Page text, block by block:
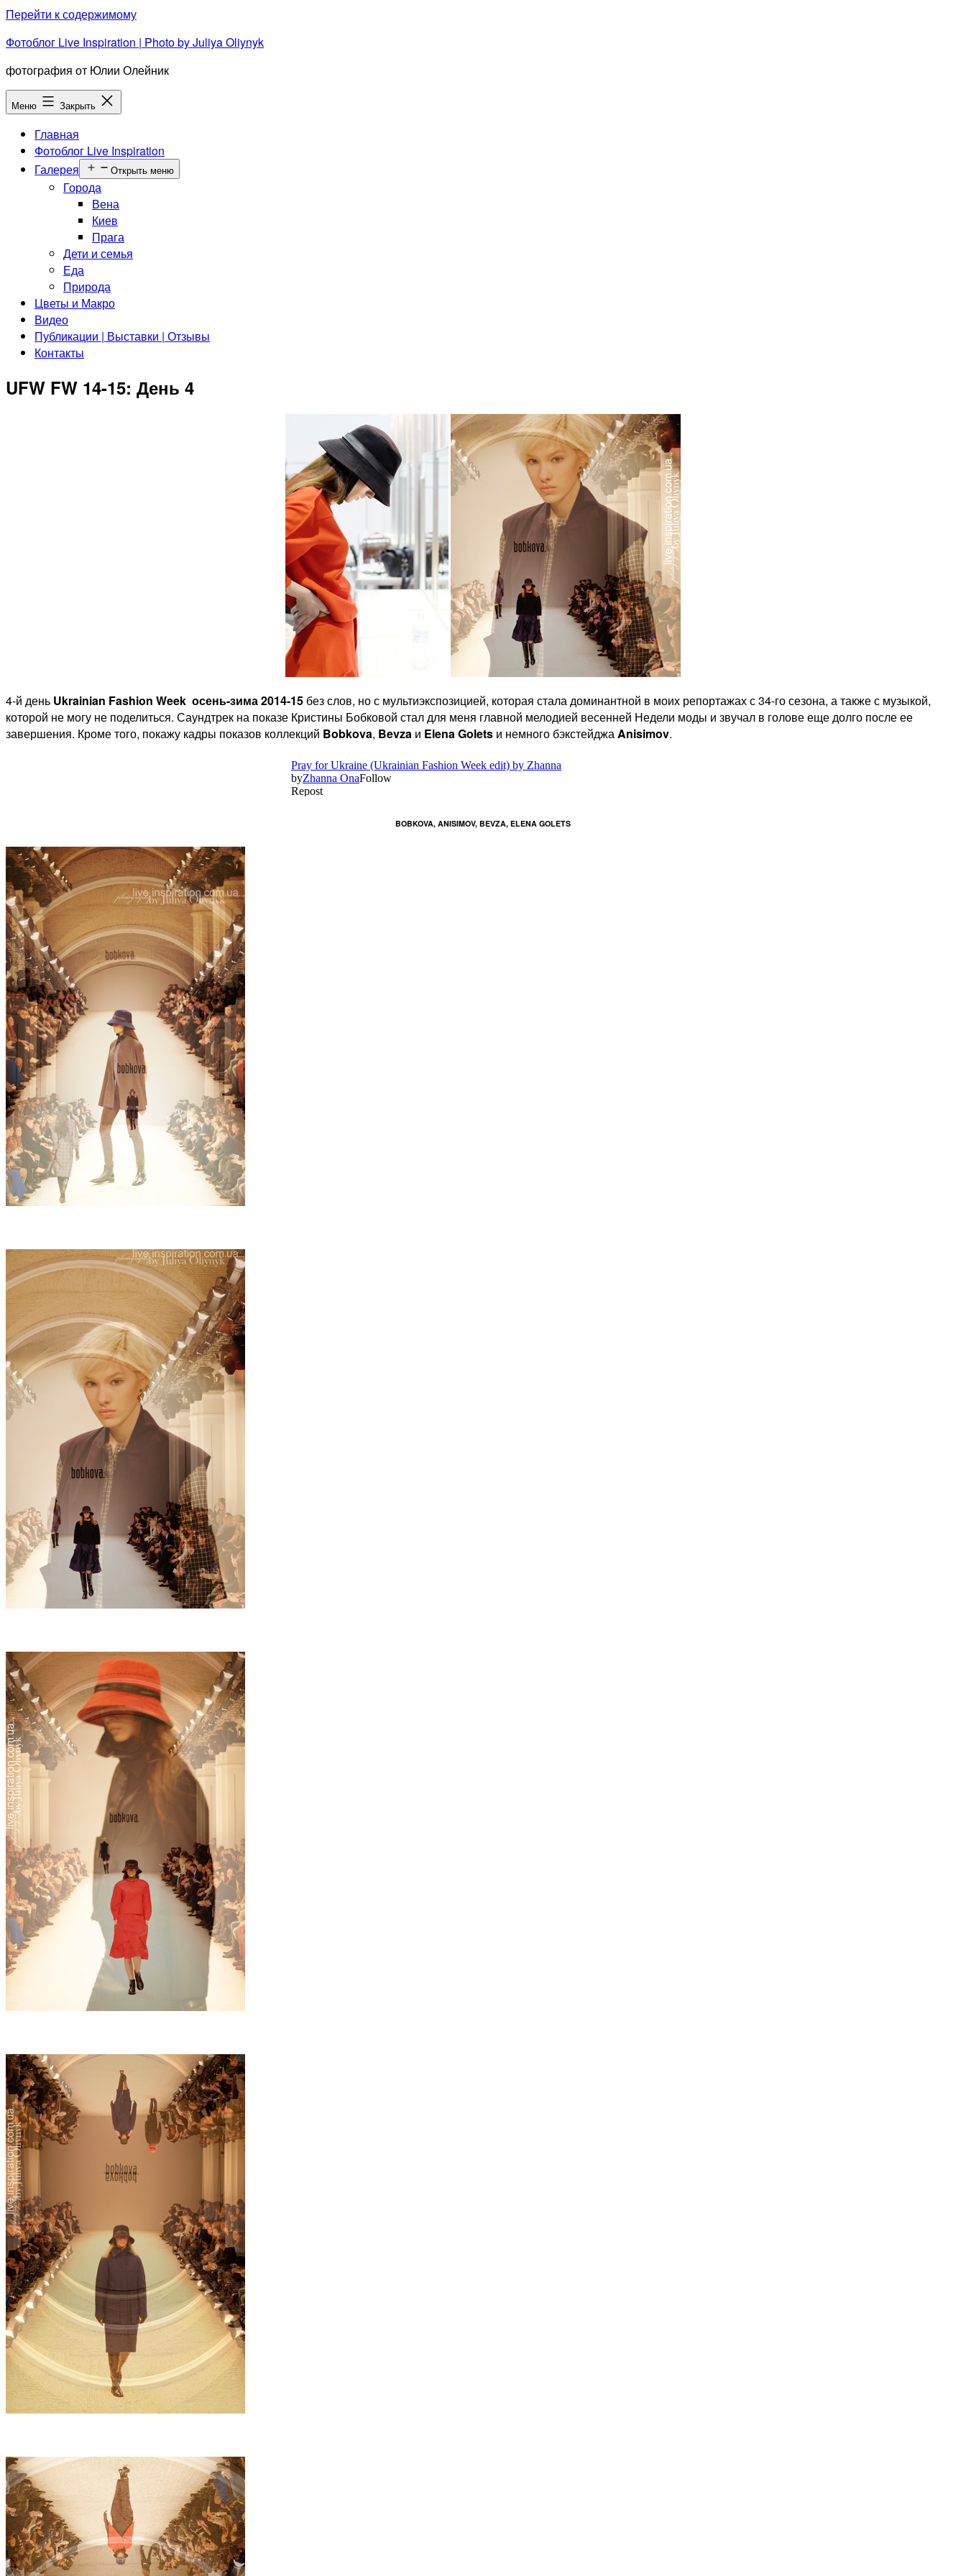
Перейти к содержимому
Фотоблог Live Inspiration | Photo by Juliya Oliynyk
фотография от Юлии Олейник
Меню Закрыть
Главная
Фотоблог Live Inspiration
Галерея
Открыть меню
Города
Вена
Киев
Прага
Дети и семья
Еда
Природа
Цветы и Макро
Видео
Публикации | Выставки | Отзывы
Контакты
UFW FW 14-15: День 4
4-й день Ukrainian Fashion Week осень-зима 2014-15 без слов, но с мультиэкспозицией, которая стала доминантной в моих репортажах с 34-го сезона, а также с музыкой,
которой не могу не поделиться. Саундтрек на показе Кристины Бобковой стал для меня главной мелодией весенней Недели моды и звучал в голове еще долго после ее
завершения. Кроме того, покажу кадры показов коллекций Bobkova, Bevza и Elena Golets и немного бэкстейджаAnisimov.
BOBKOVA, ANISIMOV, BEVZA, ELENA GOLETS